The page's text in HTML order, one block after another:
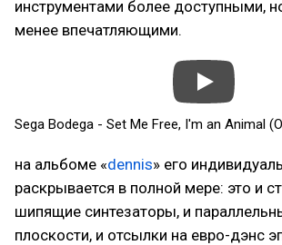
инструментами более доступными,
менее впечатляющими.
Sega Bodega - Set Me Free, I'm an Animal
на альбоме «dennis» его
раскрывается в полной мере: это и
шипящие синтезаторы, и
плоскости, и отсылки на евро-дэнс